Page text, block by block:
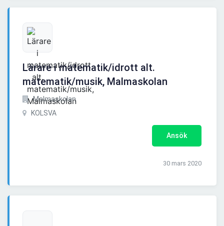
Lärare i matematik/idrott alt.
matematik/musik, Malmaskolan
Malmaskolan
KOLSVA
Ansök
30 mars 2020